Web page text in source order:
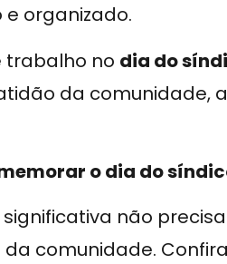
organizado.
trabalho no dia do
da comunidade,
o dia do
não
comunidade.